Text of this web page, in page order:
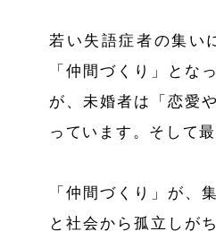
若い失語症者の集い
「仲間づくり」とな
が、未婚者は「恋愛
っています。そして
「仲間づくり」が、
と社会から孤立しが